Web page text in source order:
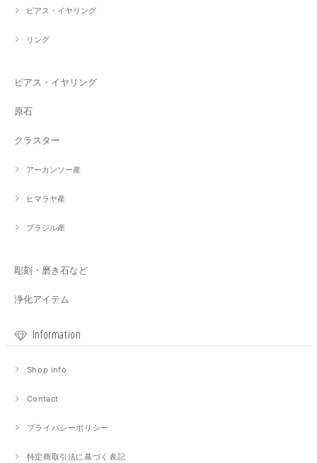
ピアス・イヤリング
リング
ピアス・イヤリング
原石
クラスター
アーカンソー産
ヒマラヤ産
ブラジル産
彫刻・磨き石など
浄化アイテム
Information
Shop info
Contact
プライバシーポリシー
特定商取引法に基づく表記